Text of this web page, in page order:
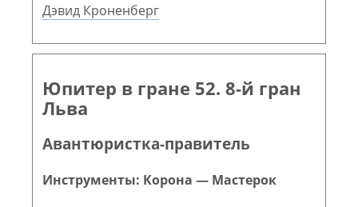
Дэвид Кроненберг
Юпитер в гране 52. 8-й гран
Льва
Авантюристка-правитель
Инструменты: Корона — Мастерок